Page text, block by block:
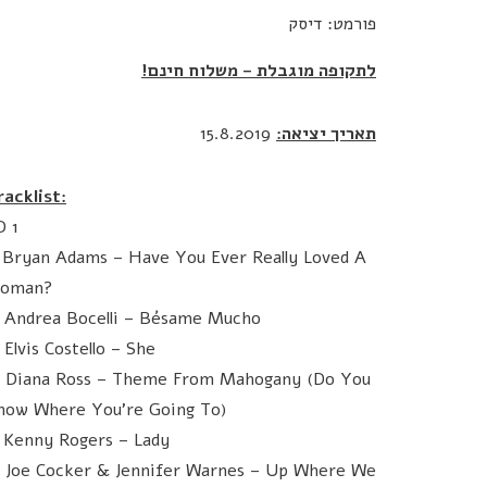
פורמט: דיסק
לתקופה מוגבלת – משלוח חינם!
תאריך יציאה:
1
Adams – Have You Ever Really Loved A
Andrea Bocelli – Bésame Mucho
Elvis Costello – She
Diana Ross – Theme From Mahogany (Do You
Where You're Going To)
Rogers – Lady
Joe Cocker & Jennifer Warnes – Up Where We